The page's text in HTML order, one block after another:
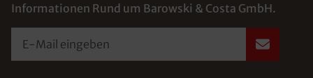
Informationen Rund um Barowski & Costa GmbH.
E-Mail eingeben